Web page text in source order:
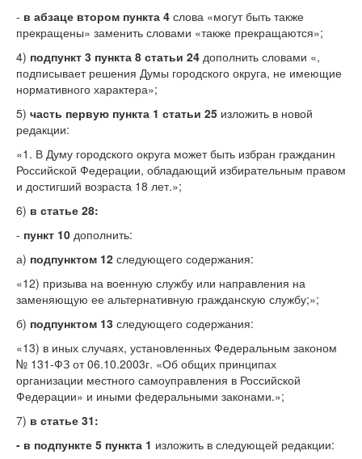
- в абзаце втором пункта 4 слова «могут быть также
прекращены» заменить словами «также прекращаются»;
4) подпункт 3 пункта 8 статьи 24 дополнить словами «,
подписывает решения Думы городского округа, не имеющие
нормативного характера»;
5) часть первую пункта 1 статьи 25 изложить в новой
редакции:
«1. В Думу городского округа может быть избран гражданин
Российской Федерации, обладающий избирательным правом
и достигший возраста 18 лет.»;
6) в статье 28:
- пункт 10 дополнить:
а) подпунктом 12 следующего содержания:
«12) призыва на военную службу или направления на
заменяющую ее альтернативную гражданскую службу;»;
б) подпунктом 13 следующего содержания:
«13) в иных случаях, установленных Федеральным законом
№ 131-ФЗ от 06.10.2003г. «Об общих принципах
организации местного самоуправления в Российской
Федерации» и иными федеральными законами.»;
7) в статье 31:
- в подпункте 5 пункта 1 изложить в следующей редакции: